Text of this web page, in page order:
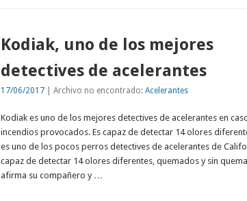
Kodiak, uno de los mejores
detectives de acelerantes
17/06/2017 | Archivo no encontrado:Acelerantes
Kodiak es uno de los mejores detectives de acelerantes en
incendios provocados. Es capaz de detectar 14 olores
es uno de los pocos perros detectives de acelerantes de
capaz de detectar 14 olores diferentes, quemados y sin
afirma su compañero y …